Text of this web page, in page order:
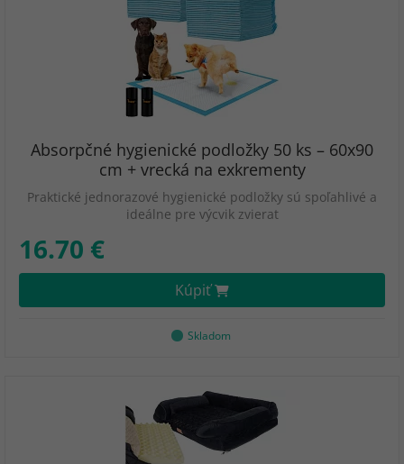
Absorpčné hygienické podložky 50 ks – 60x90
cm + vrecká na exkrementy
Praktické jednorazové hygienické podložky sú spoľahlivé a
ideálne pre výcvik zvierat
16.70 €
Kúpiť
Skladom